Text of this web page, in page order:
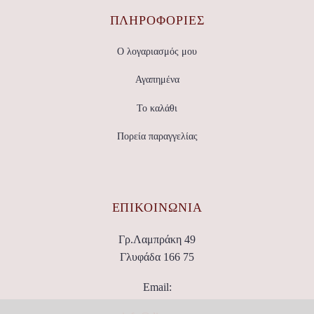
ΠΛΗΡΟΦΟΡΙΕΣ
Ο λογαριασμός μου
Αγαπημένα
Το καλάθι
Πορεία παραγγελίας
ΕΠΙΚΟΙΝΩΝΊΑ
Γρ.Λαμπράκη 49
Γλυφάδα 166 75
Email: